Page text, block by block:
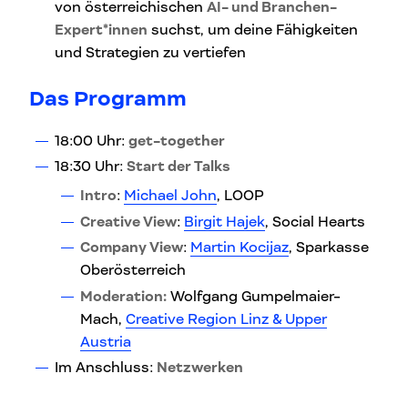
von österreichischen AI- und Branchen-
Expert*innen suchst, um deine Fähigkeiten
und Strategien zu vertiefen
Das Programm
18:00 Uhr: get-together
18:30 Uhr: Start der Talks
Intro: Michael John, LOOP
Creative View: Birgit Hajek, Social Hearts
Company View: Martin Kocijaz, Sparkasse
Oberösterreich
Moderation: Wolfgang Gumpelmaier-
Mach, Creative Region Linz & Upper
Austria
Im Anschluss: Netzwerken